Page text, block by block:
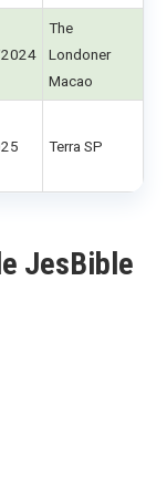
The
Londoner
Macao
Terra SP
JesBible